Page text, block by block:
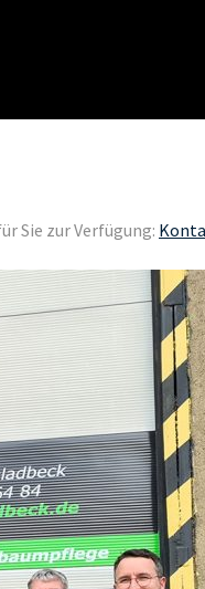
Sie zur Verfügung: